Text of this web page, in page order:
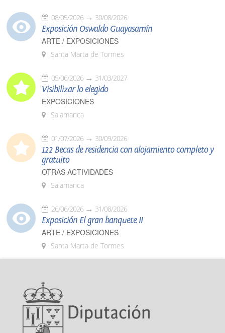
08/05/2026 30/08/2026
Exposición Oswaldo Guayasamín
ARTE / EXPOSICIONES
Santa Marta de Tormes
05/06/2026 31/03/2027
Visibilizar lo elegido
EXPOSICIONES
Salamanca
01/07/2026 30/09/2026
122 Becas de residencia con alojamiento completo y
gratuito
OTRAS ACTIVIDADES
Salamanca
26/06/2026 31/08/2026
Exposición El gran banquete II
ARTE / EXPOSICIONES
Santa Marta de Tormes